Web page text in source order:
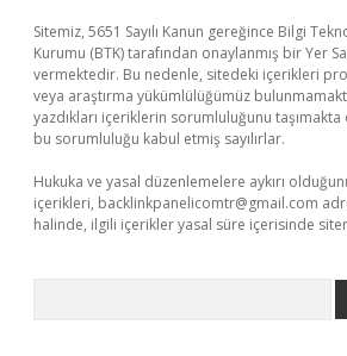
Sitemiz, 5651 Sayılı Kanun gereğince Bilgi
Kurumu (BTK) tarafından onaylanmış bir Yer
vermektedir. Bu nedenle, sitedeki içerikleri
veya araştırma yükümlülüğümüz
yazdıkları içeriklerin sorumluluğunu
bu sorumluluğu kabul etmiş sayılırlar.
Hukuka ve yasal düzenlemelere aykırı
içerikleri, backlinkpanelicomtr@gmail.com
halinde, ilgili içerikler yasal süre içerisinde